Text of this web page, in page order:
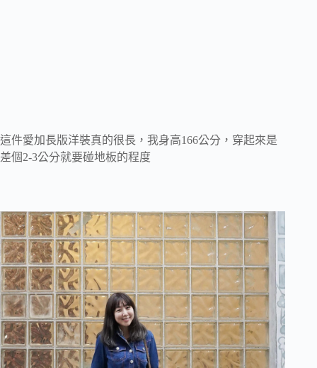
這件愛加長版洋裝真的很長，我身高166公分，穿起來是
差個2-3公分就要碰地板的程度